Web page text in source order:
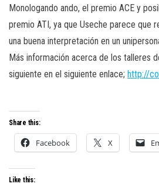
Monologando ando, el premio ACE y
premio ATI, ya que Useche parece que
una buena interpretación en un
Más información acerca de los talleres
siguiente en el siguiente enlace; http://
Share this:
Facebook X
Like this: